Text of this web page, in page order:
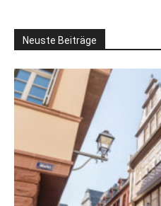
Neuste Beiträge